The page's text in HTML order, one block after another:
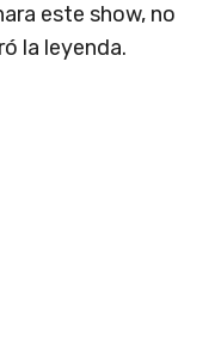
este show, no
la leyenda.